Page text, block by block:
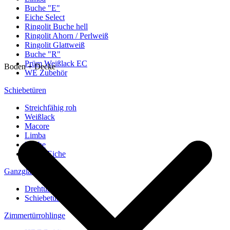
Buche "E"
Eiche Select
Ringolit Buche hell
Ringolit Ahorn / Perlweiß
Ringolit Glattweiß
Buche "R"
Prüm Weißlack EC
WE Zubehör
Schiebetüren
Streichfähig roh
Weißlack
Macore
Limba
Buche
europ. Eiche
Ganzglastüren
Drehtüren
Schiebetüren
Zimmertürrohlinge
Boden + Decke